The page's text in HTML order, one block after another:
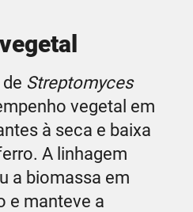
Streptomyces
vegetal em
à seca e baixa
A linhagem
a biomassa em
e manteve a